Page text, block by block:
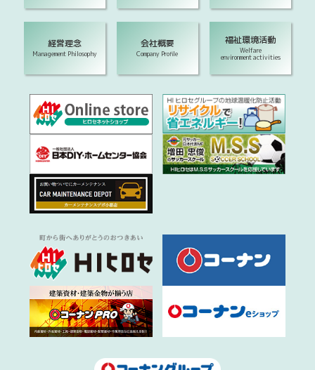
経営理念
Management Philosophy
会社概要
Company Profile
福祉環境活動
Welfare
environment activities